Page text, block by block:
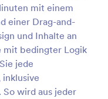
mit einem
einer Drag-and-
und Inhalte an
mit bedingter Logik
jede
wird aus jeder